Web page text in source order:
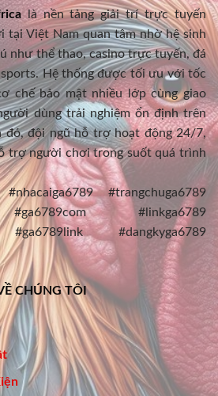
là nền tảng giải trí trực tuyến
tại Việt Nam quan tâm nhờ hệ sinh
như thể thao, casino trực tuyến, đá
sports. Hệ thống được tối ưu với tốc
chế bảo mật nhiều lớp cùng giao
dùng trải nghiệm ổn định trên
đó, đội ngũ hỗ trợ hoạt động 24/7,
trợ người chơi trong suốt quá trình
#trangchuga6789
#linkga6789
#ga6789link #dangkyga6789
CHÚNG TÔI